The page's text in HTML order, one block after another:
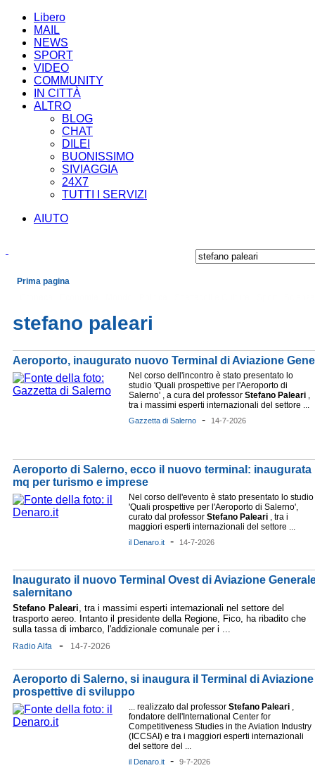
Libero
MAIL
NEWS
SPORT
VIDEO
COMMUNITY
IN CITTÀ
ALTRO
BLOG
CHAT
DILEI
BUONISSIMO
SIVIAGGIA
24X7
TUTTI I SERVIZI
AIUTO
Prima pagina
stefano paleari
Aeroporto, inaugurato nuovo Terminal di Aviazione
Nel corso dell'incontro è stato presentato lo
studio 'Quali prospettive per l'Aeroporto di
Salerno' , a cura del professor Stefano Paleari ,
tra i massimi esperti internazionali del settore ...
Gazzetta di Salerno - 14-7-2026
Aeroporto di Salerno, ecco il nuovo terminal:
mq per turismo e imprese
Nel corso dell'evento è stato presentato lo studio
'Quali prospettive per l'Aeroporto di Salerno',
curato dal professor Stefano Paleari , tra i
maggiori esperti internazionali del settore ...
il Denaro.it - 14-7-2026
Inaugurato il nuovo Terminal Ovest di Aviazione
salernitano
Stefano Paleari, tra i massimi esperti internazionali nel settore del
trasporto aereo. Intanto il presidente della Regione, Fico, ha ribadito che
sulla tassa di imbarco, l'addizionale comunale per i ...
Radio Alfa - 14-7-2026
Aeroporto di Salerno, si inaugura il Terminal di
prospettive di sviluppo
... realizzato dal professor Stefano Paleari ,
fondatore dell'International Center for
Competitiveness Studies in the Aviation Industry
(ICCSAI) e tra i maggiori esperti internazionali
del settore del ...
il Denaro.it - 9-7-2026